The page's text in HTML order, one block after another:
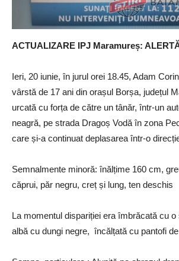
ACTUALIZARE IPJ Maramureș:
Ieri, 20 iunie, în jurul orei 18.45, Adam
vârstă de 17 ani din orașul Borșa, județul
urcată cu forța de către un tânăr, într-un
neagră, pe strada Dragoș Vodă în zona
care și-a continuat deplasarea într-o
Semnalmente minoră: înălțime 160 cm,
căprui, păr negru, creț și lung, ten deschis
La momentul dispariției era îmbrăcată cu
albă cu dungi negre, încălțată cu pantofi